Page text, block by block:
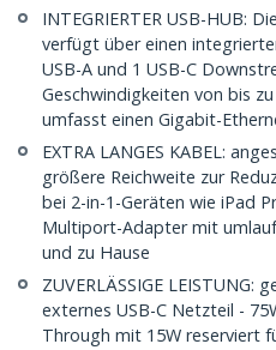
INTEGRIERTER USB-HUB:
verfügt über einen
USB-A und 1 USB-C
Geschwindigkeiten von bis
umfasst einen Gigabit-
EXTRA LANGES KABEL:
größere Reichweite zur
bei 2-in-1-Geräten wie iPad
Multiport-Adapter mit
und zu Hause
ZUVERLÄSSIGE LEISTUNG:
externes USB-C Netzteil -
Through mit 15W reserviert